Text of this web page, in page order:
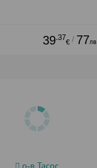
39.37
€ / 77лв.
о-в Тасос